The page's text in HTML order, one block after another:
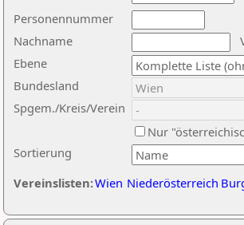
Nachname
Ebene
Sortierung
Personennummer
Bundesland
Spgem./Kreis/Verein
Nur
Vereinslisten:Wien Niederösterreich